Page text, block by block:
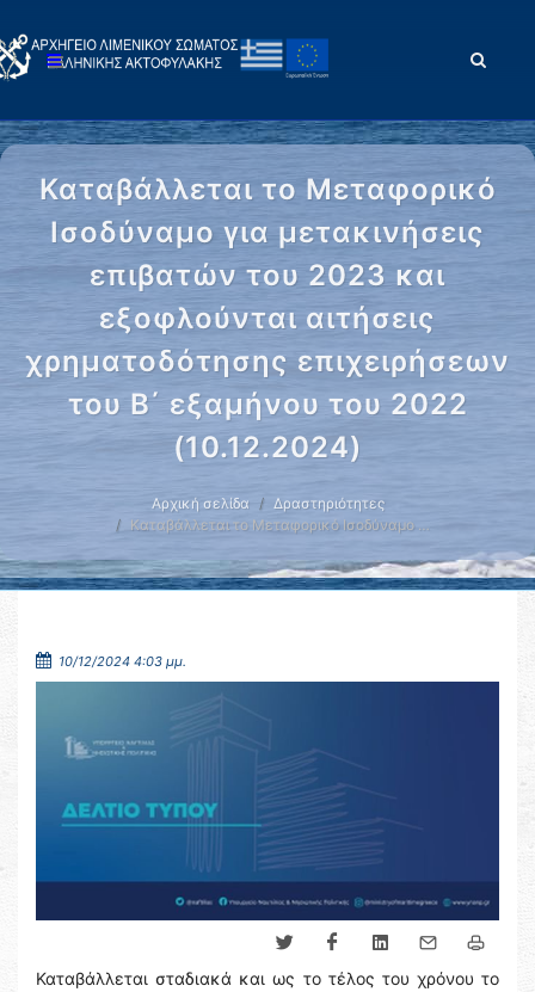
Καταβάλλεται το Μεταφορικό
Ισοδύναμο για μετακινήσεις
επιβατών του 2023 και
εξοφλούνται αιτήσεις
χρηματοδότησης επιχειρήσεων
του Β΄ εξαμήνου του 2022
(10.12.2024)
Αρχική σελίδα
Δραστηριότητες
Καταβάλλεται το Μεταφορικό Ισοδύναμο …
10/12/2024 4:03 μμ.
Καταβάλλεται σταδιακά και ως το τέλος του χρόνου το